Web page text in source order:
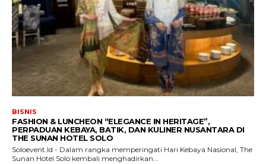
BISNIS
FASHION & LUNCHEON “ELEGANCE IN HERITAGE”,
PERPADUAN KEBAYA, BATIK, DAN KULINER NUSANTARA DI
THE SUNAN HOTEL SOLO
Soloevent.Id - Dalam rangka memperingati Hari Kebaya Nasional, The
Sunan Hotel Solo kembali menghadirkan...